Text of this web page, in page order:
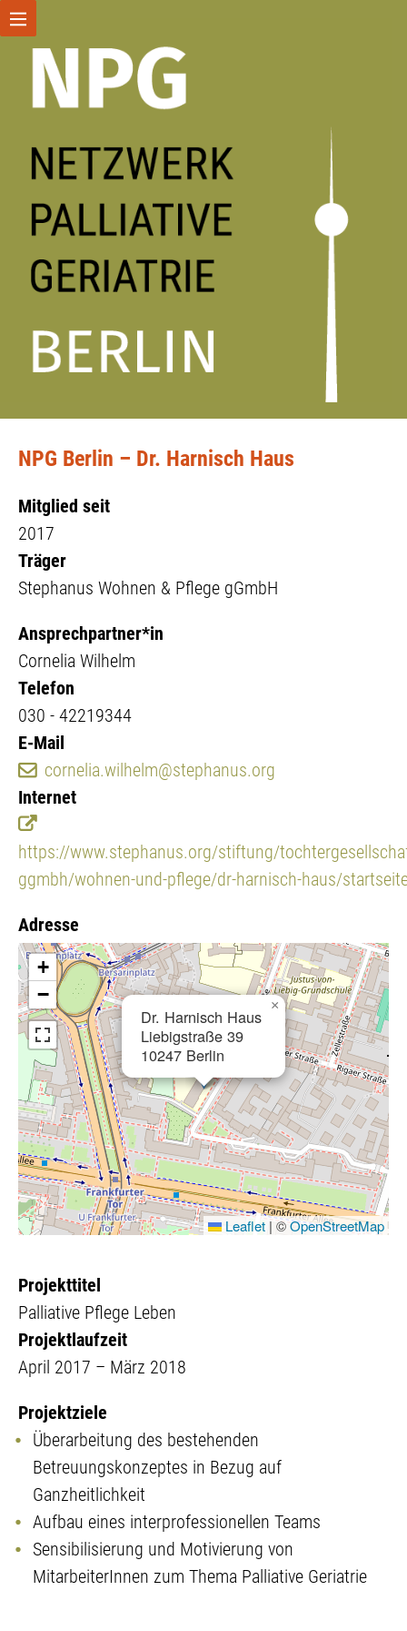
NPG Berlin – Dr. Harnisch Haus
Mitglied seit
2017
Träger
Stephanus Wohnen & Pflege gGmbH
Ansprechpartner*in
Cornelia Wilhelm
Telefon
030 - 42219344
E-Mail
cornelia.wilhelm@stephanus.org
Internet
https://www.stephanus.org/stiftung/
ggmbh/wohnen-und-pflege/dr-harnisch-haus/
Adresse
Dr. Harnisch Haus
Liebigstraße 39
10247 Berlin
×
+
−
Leaflet |©OpenStreetMap
Projekttitel
Palliative Pflege Leben
Projektlaufzeit
April 2017 – März 2018
Projektziele
Überarbeitung des bestehenden
Betreuungskonzeptes in Bezug auf
Ganzheitlichkeit
Aufbau eines interprofessionellen Teams
Sensibilisierung und Motivierung von
MitarbeiterInnen zum Thema Palliative Geriatrie